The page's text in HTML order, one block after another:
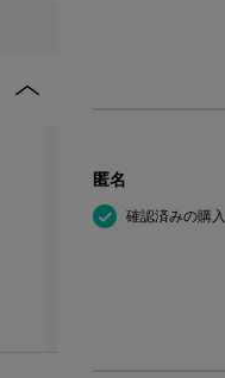
匿名
確認済みの購入